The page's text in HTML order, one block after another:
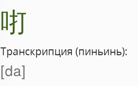
咑
Транскрипция (пиньинь):
da